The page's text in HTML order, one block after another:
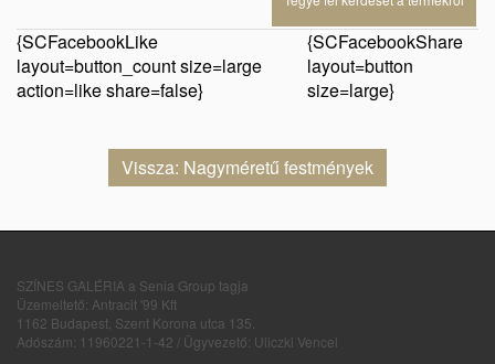
{SCFacebookLike
layout=button_count size=large
action=like share=false}
{SCFacebookShare
layout=button
size=large}
Vissza: Nagyméretű festmények
SZÍNES GALÉRIA a Senia Group tagja
Üzemeltető: Antracit '99 Kft
1162 Budapest, Szent Korona utca 135.
Adószám: 11960221-1-42 / Ügyvezető: Uliczki Vencel